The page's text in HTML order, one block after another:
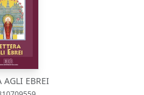
AGLI EBREI